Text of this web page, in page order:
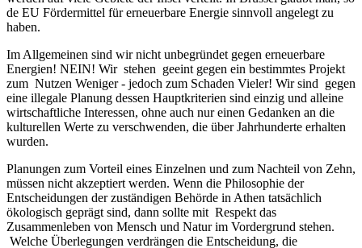
de EU Fördermittel für erneuerbare Energie sinnvoll angelegt zu
haben.
ImAllgemeinen sind wir nicht unbegründet gegen erneuerbare
Energien! NEIN! Wir stehen geeint gegen ein bestimmtes Projekt
zum Nutzen Weniger - jedoch zum Schaden Vieler! Wir sind gegen
eine illegale Planung dessen Hauptkriterien sind einzig und alleine
wirtschaftliche Interessen, ohne auch nur einen Gedanken an die
kulturellen Werte zu verschwenden, die über Jahrhunderte erhalten
wurden.
Planungen zum Vorteil eines Einzelnen und zum Nachteil von Zehn,
müssen nicht akzeptiert werden. Wenn die Philosophie der
Entscheidungen der zuständigen Behörde in Athen tatsächlich
ökologisch geprägt sind, dann sollte mit Respekt das
Zusammenleben von Mensch und Natur im Vordergrund stehen.
Welche Überlegungen verdrängen die Entscheidung, die